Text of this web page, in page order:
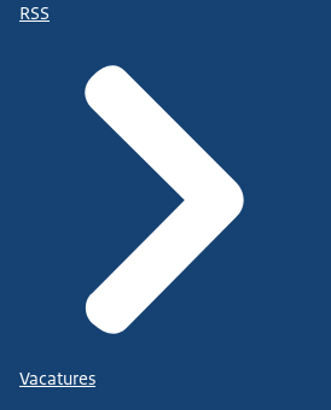
RSS
Vacatures